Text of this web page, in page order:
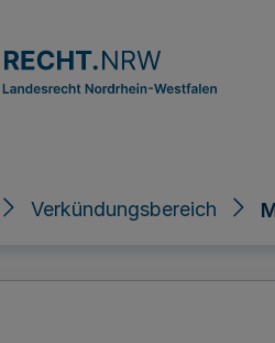
Verkündungsbereich